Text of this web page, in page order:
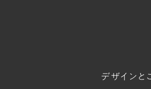
デザインと